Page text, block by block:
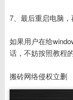
7、最后重启电脑，
如果用户在给
话，不妨按照教程
搬砖网络侵权立删